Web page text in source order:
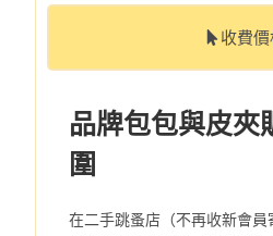
收費價
品牌包包與皮夾
圍
在二手跳蚤店（不再收新會